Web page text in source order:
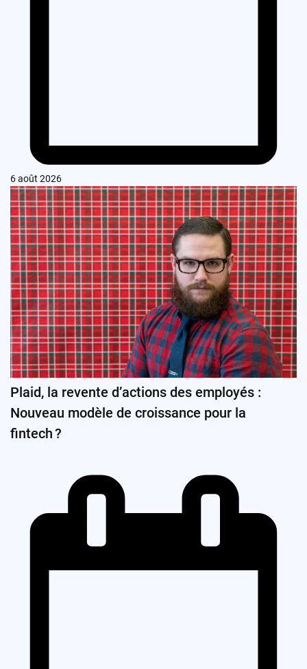
6 août 2026
Plaid, la revente d’actions des employés :
Nouveau modèle de croissance pour la
fintech ?